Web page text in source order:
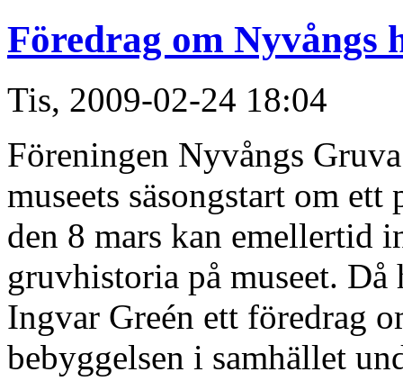
Föredrag om Nyvångs
Tis, 2009-02-24 18:04
Föreningen Nyvångs
museets säsongstart om ett
den 8 mars kan emellertid
gruvhistoria på museet.
Ingvar Greén ett föredrag
bebyggelsen i samhället